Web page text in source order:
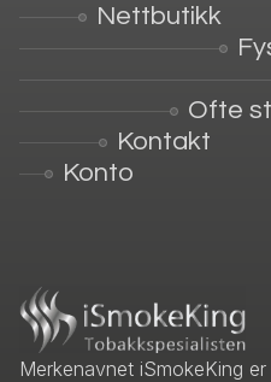
Nettbutikk
Ofte
Kontakt
Konto
Merkenavnet iSmokeKing